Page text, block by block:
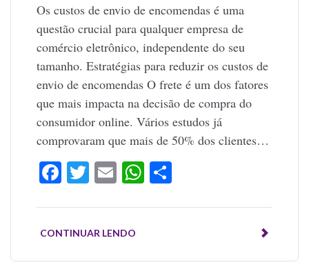
Os custos de envio de encomendas é uma
questão crucial para qualquer empresa de
comércio eletrônico, independente do seu
tamanho. Estratégias para reduzir os custos de
envio de encomendas O frete é um dos fatores
que mais impacta na decisão de compra do
consumidor online. Vários estudos já
comprovaram que mais de 50% dos clientes…
Facebook
Twitter
EmailWhatsApp
CONTINUAR LENDO